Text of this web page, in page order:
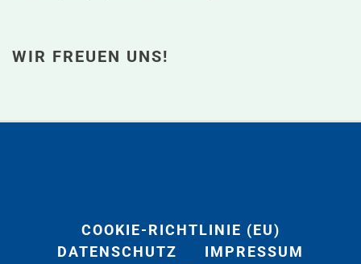
WIR FREUEN UNS!
COOKIE-RICHTLINIE (EU)
DATENSCHUTZ
IMPRESSUM